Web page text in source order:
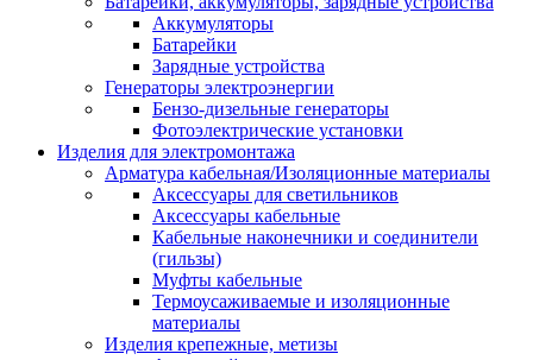
Аккумуляторы
Батарейки
Зарядные устройства
Генераторы электроэнергии
Бензо-дизельные генераторы
Фотоэлектрические установки
Изделия для электромонтажа
Арматура кабельная/Изоляционные материалы
Аксессуары для светильников
Аксессуары кабельные
Кабельные наконечники и соединители
(гильзы)
Муфты кабельные
Термоусаживаемые и изоляционные
материалы
Изделия крепежные, метизы